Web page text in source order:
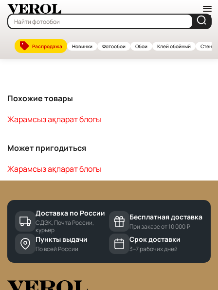
Распродажа Новинки Фотообои Обои Клей обойный
Главная—Каталог
Жарамсыз ақпарат блогы
Похожие товары
Жарамсыз ақпарат блогы
Может пригодиться
Жарамсыз ақпарат блогы
Доставка по России
СДЭК, Почта России,
курьер
Бесплатная доставка
При заказе от 10 000 ₽
Пункты выдачи
По всей России
Срок доставки
3–7 рабочих дней